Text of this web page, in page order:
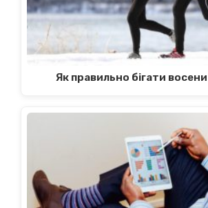
Як правильно бігати восени